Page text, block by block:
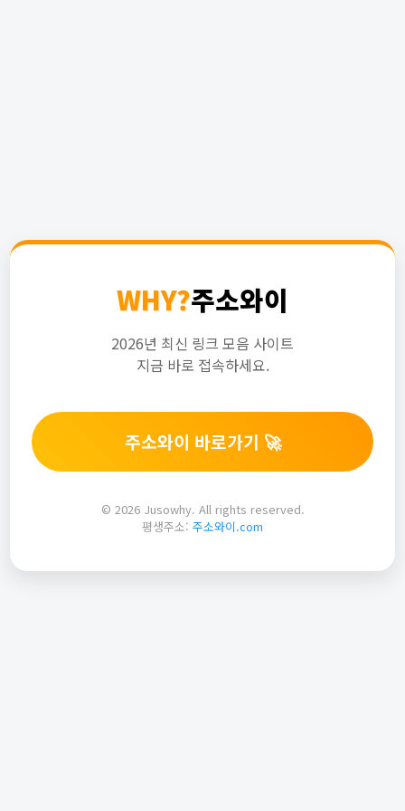
WHY?주소와이
2026년 최신 링크 모음 사이트
지금 바로 접속하세요.
주소와이 바로가기 🚀
© 2026 Jusowhy. All rights reserved.
평생주소: 주소와이.com